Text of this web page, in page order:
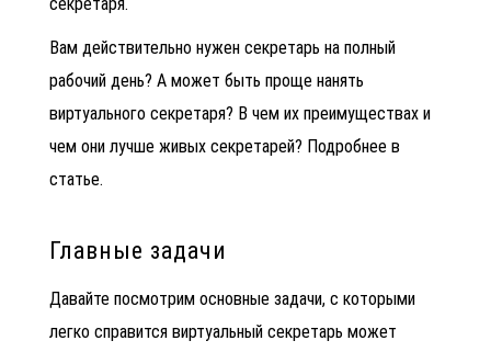
Вам действительно нужен секретарь на полный
рабочий день? А может быть проще нанять
виртуального секретаря? В чем их преимуществах и
чем они лучше живых секретарей? Подробнее в
статье.
Главные задачи
Давайте посмотрим основные задачи, с которыми
легко справится виртуальный секретарь может